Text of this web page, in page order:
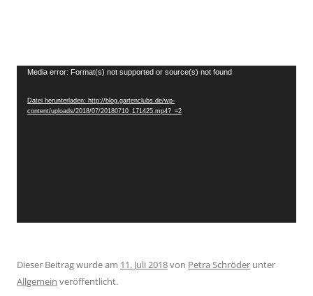
Video-
Media error: Format(s) not supported or source(s) not found
Datei herunterladen: http://blog.gartenclubs.de/wp-
content/uploads/2018/07/20180710_171425.mp4?_=2
Dieser Beitrag wurde am 11. Juli 2018von Petra Schröder unter
Allgemein veröffentlicht.